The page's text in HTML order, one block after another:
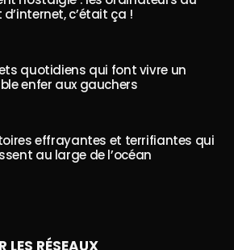
c’était ça !
quotidiens qui font vivre un
enfer aux gauchers
effrayantes et terrifiantes qui
au large de l’océan
LES RÉSEAUX